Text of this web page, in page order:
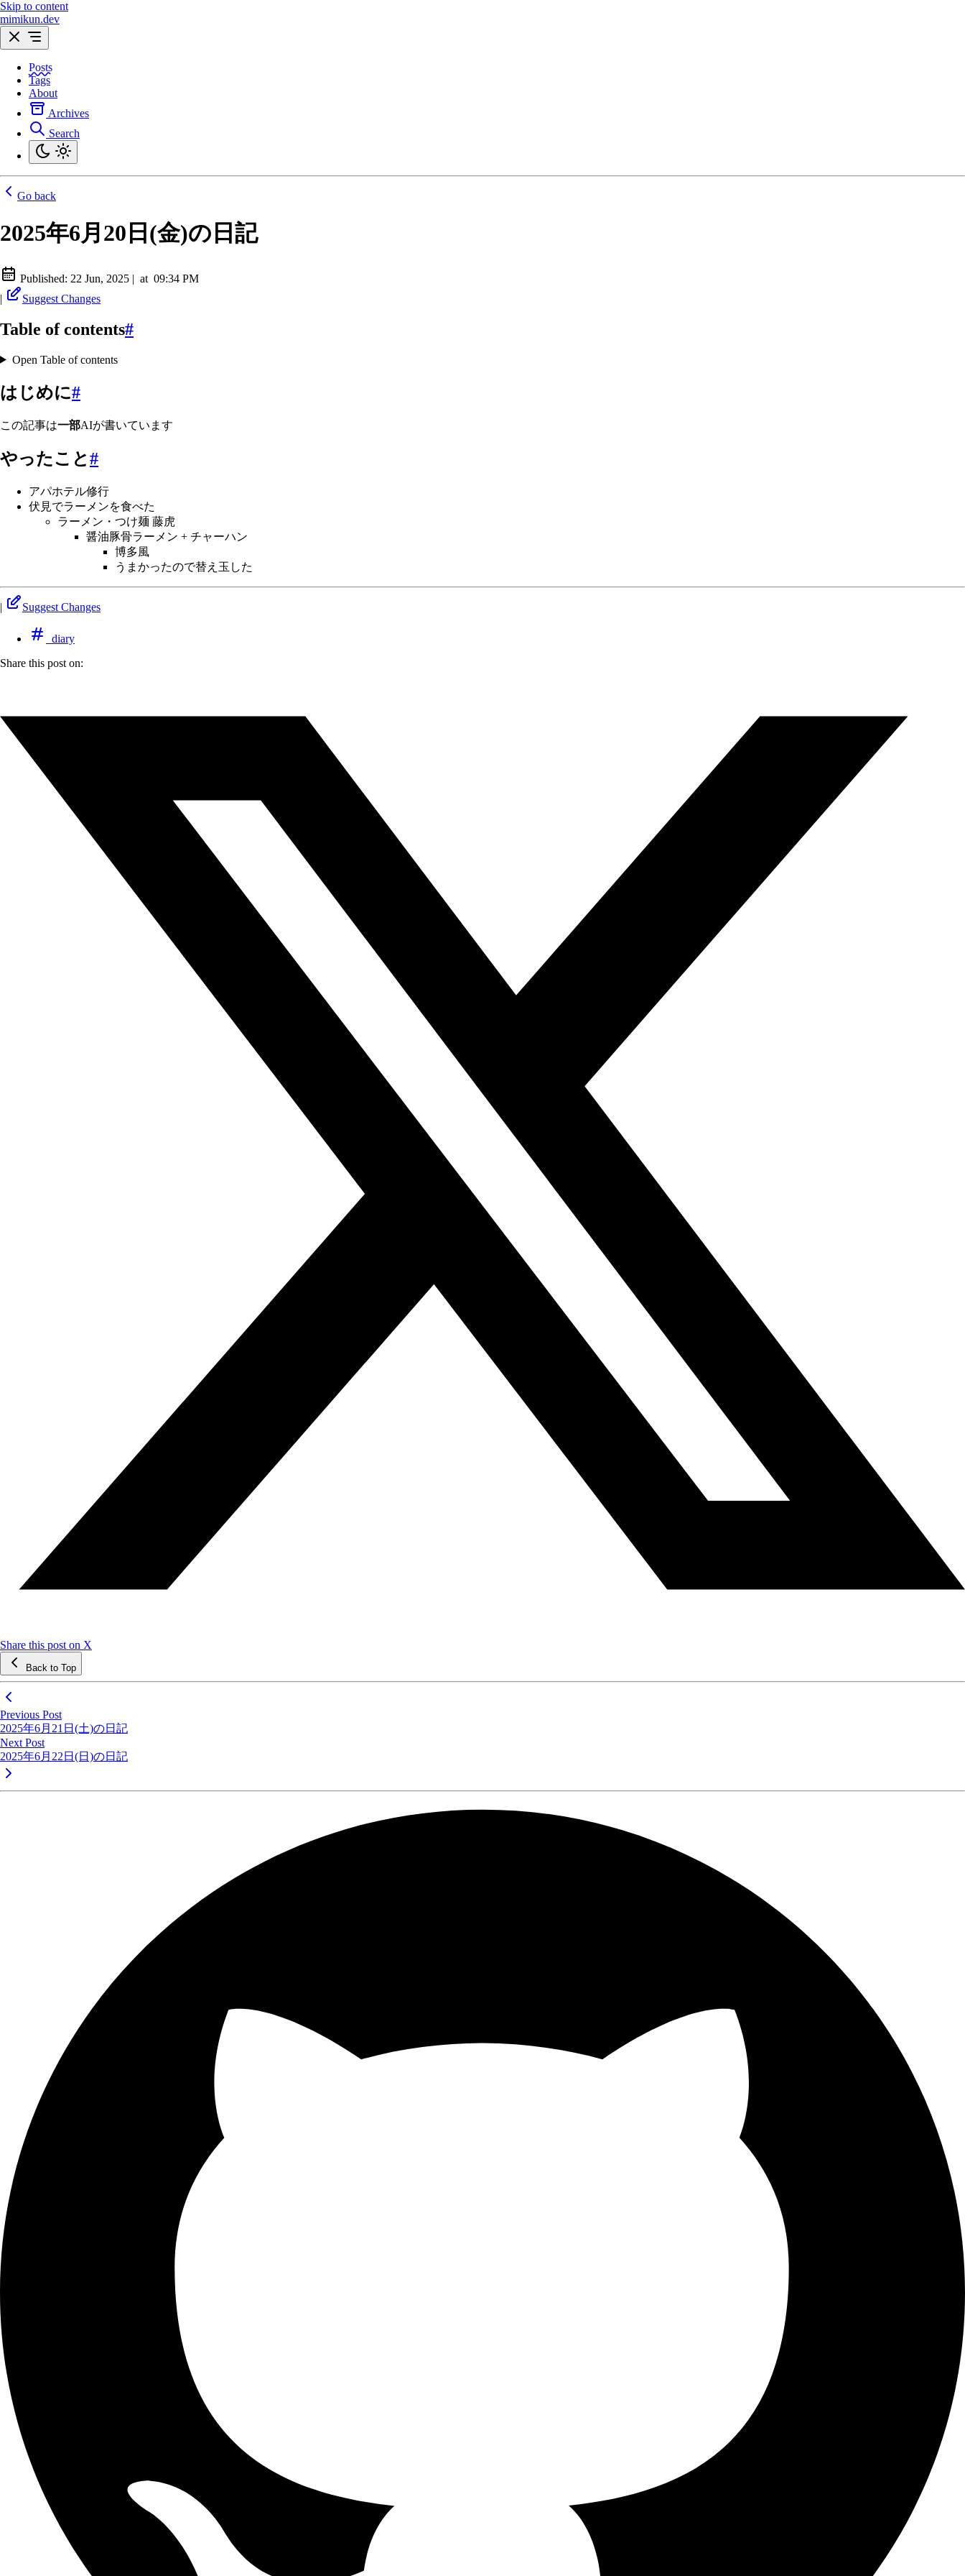
Skip to content
mimikun.dev
Posts
Tags
About
Archives
Search
Go back
2025年6月20日(金)の日記
Published: 22 Jun, 2025 | at 09:34 PM
|
Suggest Changes
Table of contents#
Open Table of contents
はじめに#
この記事は一部AIが書いています
やったこと#
アパホテル修行
伏見でラーメンを食べた
ラーメン・つけ麺 藤虎
醤油豚骨ラーメン + チャーハン
博多風
うまかったので替え玉した
| Suggest Changes
diary
Share this post on:
Share this post on X
Back to Top
Previous Post
2025年6月21日(土)の日記
Next Post
2025年6月22日(日)の日記